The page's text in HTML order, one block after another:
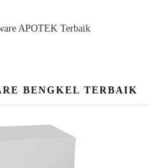
APOTEK Terbaik
BENGKEL TERBAIK